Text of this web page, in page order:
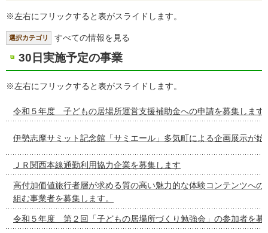
※左右にフリックすると表がスライドします。
選択カテゴリ すべての情報を見る
30日実施予定の事業
※左右にフリックすると表がスライドします。
令和５年度 子どもの居場所運営支援補助金への申請を募集します
伊勢志摩サミット記念館「サミエール」多気町による企画展示が始
ＪＲ関西本線通勤利用協力企業を募集します
高付加価値旅行者層が求める質の高い魅力的な体験コンテンツへの
組む事業者を募集します。
令和５年度 第２回「子どもの居場所づくり勉強会」の参加者を募